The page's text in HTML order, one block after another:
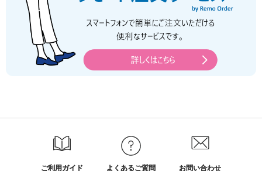
ご利用ガイド よくあるご質問 お問い合わせ